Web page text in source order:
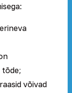
tõde;
võivad